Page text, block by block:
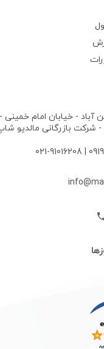
آباد - خیابان امام خمینی
شرکت بازرگانی مالدیو
|
021-91016208